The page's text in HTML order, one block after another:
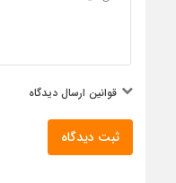
قوانین ارسال دیدگاه
ثبت دیدگاه